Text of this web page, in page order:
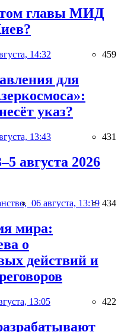
главы МИД
14:32 459
для
указ?
13:43 431
августа 2026
06 августа, 13:19 434
мира:
о
действий и
13:05 422